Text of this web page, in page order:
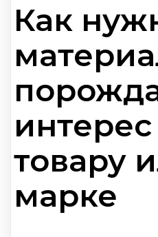
Как
товару
марке